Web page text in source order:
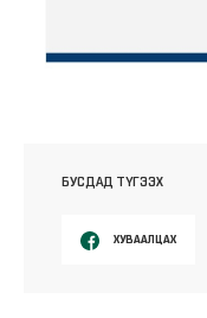
БУСДАД ТҮГЭЭХ
ХУВААЛЦАХ